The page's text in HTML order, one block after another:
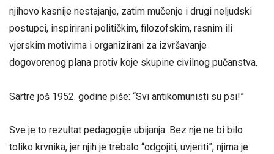
njihovo kasnije nestajanje, zatim mučenje i drugi neljudski
postupci, inspirirani političkim, filozofskim, rasnim ili
vjerskim motivima i organizirani za izvršavanje
dogovorenog plana protiv koje skupine civilnog pučanstva.
Sartre još 1952. godine piše: “Svi antikomunisti su psi!”
Sve je to rezultat pedagogije ubijanja. Bez nje ne bi bilo
toliko krvnika, jer njih je trebalo “odgojiti, uvjeriti”, njima je